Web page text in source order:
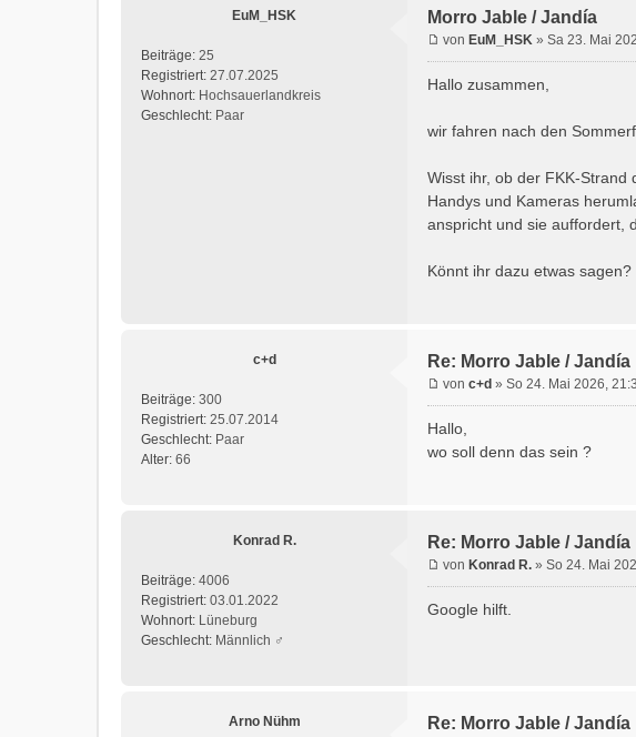
EuM_HSK
Beiträge: 25
Registriert: 27.07.2025
Wohnort: Hochsauerlandkreis
Geschlecht: Paar
Morro Jable / Jandía
von EuM_HSK » Sa 23. Mai
Hallo zusammen,
wir fahren nach den
Wisst ihr, ob der FKK-
Handys und Kameras
anspricht und sie auffordert,
Könnt ihr dazu etwas sagen?
c+d
Beiträge: 300
Registriert: 25.07.2014
Geschlecht: Paar
Alter: 66
Re: Morro Jable / Jandía
von c+d » So 24. Mai 2026,
Hallo,
wo soll denn das sein ?
Konrad R.
Beiträge: 4006
Registriert: 03.01.2022
Wohnort: Lüneburg
Geschlecht: Männlich ♂
Re: Morro Jable / Jandía
von Konrad R. » So 24. Mai
Google hilft.
Arno Nühm Re: Morro Jable / Jandía